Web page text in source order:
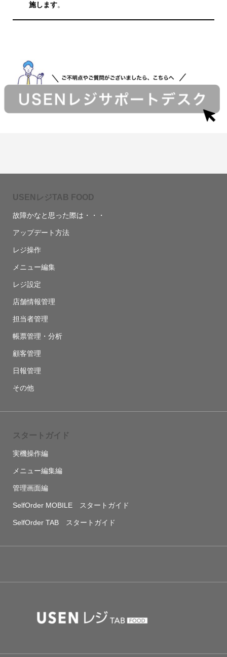
施します。
USENレジTAB FOOD
故障かなと思った際は・・・
アップデート方法
レジ操作
メニュー編集
レジ設定
店舗情報管理
担当者管理
帳票管理・分析
顧客管理
日報管理
その他
スタートガイド
実機操作編
メニュー編集編
管理画面編
SelfOrder MOBILE スタートガイド
SelfOrder TAB スタートガイド